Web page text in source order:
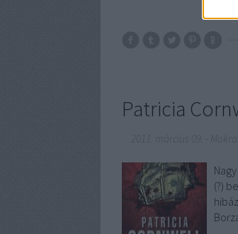
Patricia
(?)